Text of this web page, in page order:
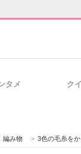
タメ ク
編み物 > 3色の毛糸をかぎ